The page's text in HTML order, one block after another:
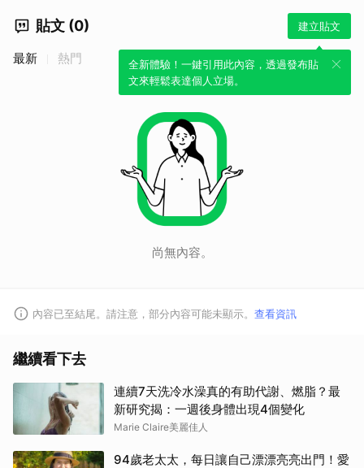
貼文 (0) 建立貼文
全新體驗！一鍵引用此內容，透過發布貼
文來輕鬆表達個人立場。
最新 熱門
尚無內容。
內容已至結尾。請注意，部分內容可能未顯示。 查看資訊
繼續看下去
連續7天洗冷水澡真的有助代謝、燃脂？最
新研究揭：一週後身體出現4個變化
Marie Claire美麗佳人
94歲老太太，每日讓自己漂漂亮亮出門！愛